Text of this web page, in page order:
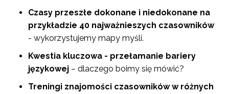
Czasy przeszłe dokonane i niedokonane na
przykładzie 40 najważnieszych czasowników
- wykorzystujemy mapy myśli.
Kwestia kluczowa - przełamanie bariery
językowej – dlaczego boimy się mówić?
Treningi znajomości czasowników w różnych